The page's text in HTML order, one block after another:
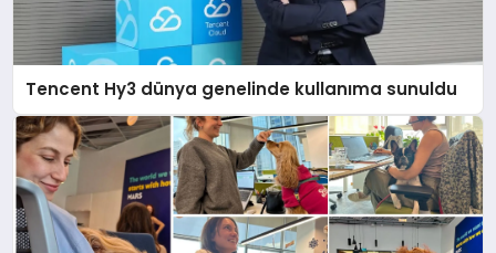
Tencent Hy3 dünya genelinde kullanıma sunuldu